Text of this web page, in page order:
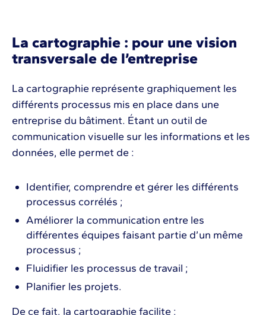
La cartographie : pour une vision
transversale de l’entreprise
La cartographie représente graphiquement les
différents processus mis en place dans une
entreprise du bâtiment. Étant un outil de
communication visuelle sur les informations et les
données, elle permet de :
Identifier, comprendre et gérer les différents
processus corrélés ;
Améliorer la communication entre les
différentes équipes faisant partie d’un même
processus ;
Fluidifier les processus de travail ;
Planifier les projets.
De ce fait, la cartographie facilite :